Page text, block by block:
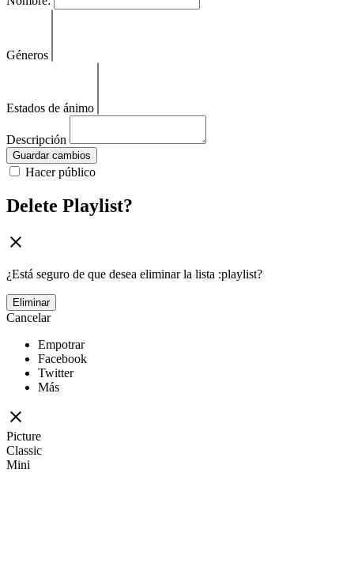
Géneros
Estados de ánimo
Descripción
Guardar cambios
Hacer público
Delete Playlist?
¿Está seguro de que desea eliminar la lista :playlist?
Eliminar
Cancelar
Empotrar
Facebook
Twitter
Más
Picture
Classic
Mini